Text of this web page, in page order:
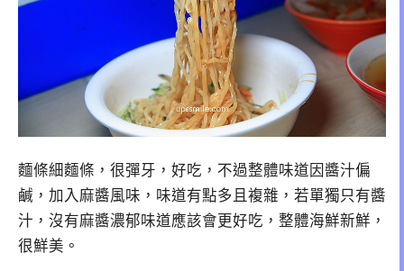
麵條細麵條，很彈牙，好吃，不過整體味道因醬汁偏
鹹，加入麻醬風味，味道有點多且複雜，若單獨只有醬
汁，沒有麻醬濃郁味道應該會更好吃，整體海鮮新鮮，
很鮮美。